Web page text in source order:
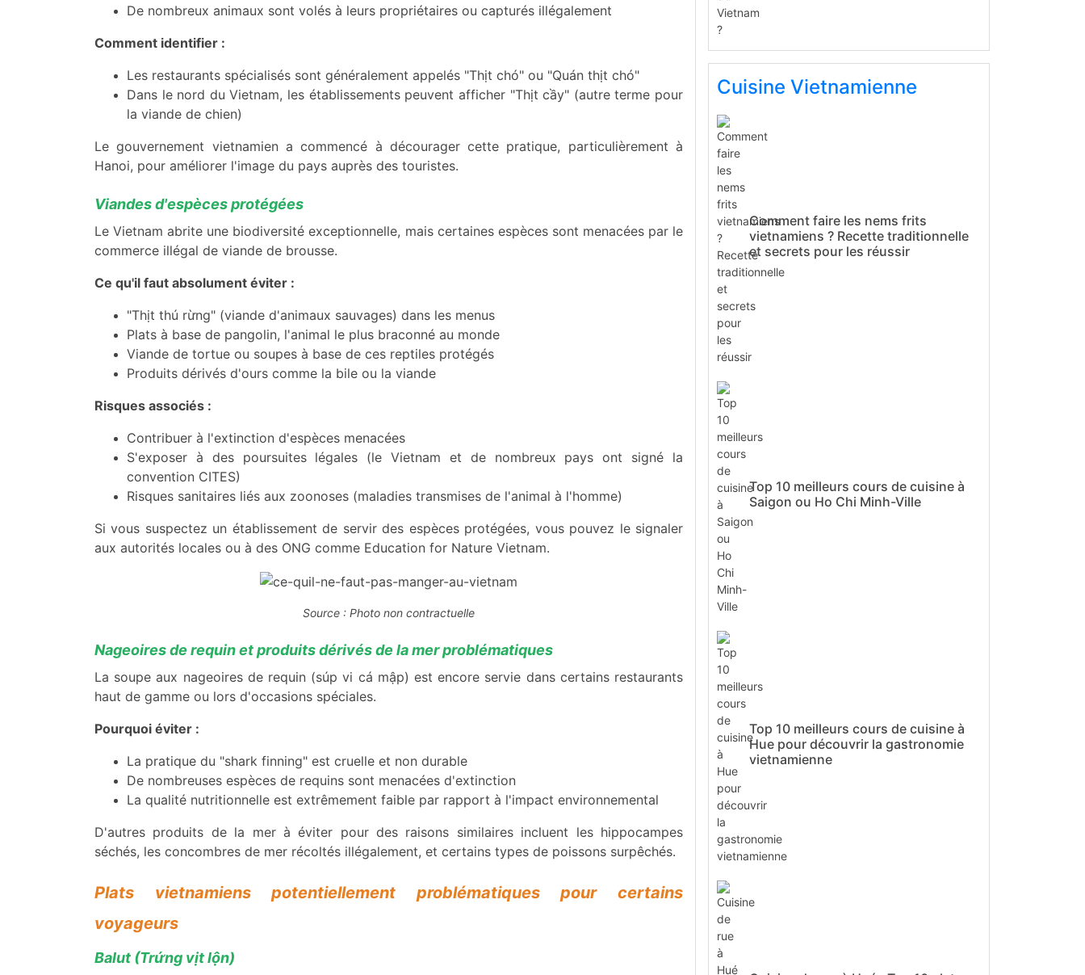
De nombreux animaux sont volés à leurs propriétaires ou capturés illégalement
Comment identifier :
Les restaurants spécialisés sont généralement appelés "Thịt chó" ou "Quán thịt chó"
Dans le nord du Vietnam, les établissements peuvent afficher "Thịt cầy" (autre terme pour
la viande de chien)
Le gouvernement vietnamien a commencé à décourager cette pratique, particulièrement à
Hanoi, pour améliorer l'image du pays auprès des touristes.
Viandes d'espèces protégées
Le Vietnam abrite une biodiversité exceptionnelle, mais certaines espèces sont menacées par le
commerce illégal de viande de brousse.
Ce qu'il faut absolument éviter :
"Thịt thú rừng" (viande d'animaux sauvages) dans les menus
Plats à base de pangolin, l'animal le plus braconné au monde
Viande de tortue ou soupes à base de ces reptiles protégés
Produits dérivés d'ours comme la bile ou la viande
Risques associés :
Contribuer à l'extinction d'espèces menacées
S'exposer à des poursuites légales (le Vietnam et de nombreux pays ont signé la
convention CITES)
Risques sanitaires liés aux zoonoses (maladies transmises de l'animal à l'homme)
Si vous suspectez un établissement de servir des espèces protégées, vous pouvez le signaler
aux autorités locales ou à des ONG comme Education for Nature Vietnam.
Source : Photo non contractuelle
Nageoires de requin et produits dérivés de la mer problématiques
La soupe aux nageoires de requin (súp vi cá mập) est encore servie dans certains restaurants
haut de gamme ou lors d'occasions spéciales.
Pourquoi éviter :
La pratique du "shark finning" est cruelle et non durable
De nombreuses espèces de requins sont menacées d'extinction
La qualité nutritionnelle est extrêmement faible par rapport à l'impact environnemental
D'autres produits de la mer à éviter pour des raisons similaires incluent les hippocampes
séchés, les concombres de mer récoltés illégalement, et certains types de poissons surpêchés.
Plats vietnamiens potentiellement problématiques pour certains
voyageurs
Balut (Trứng vịt lộn)
Cuisine Vietnamienne
Comment faire les nems frits
vietnamiens ? Recette traditionnelle
et secrets pour les réussir
Top 10 meilleurs cours de cuisine à
Saigon ou Ho Chi Minh-Ville
Top 10 meilleurs cours de cuisine à
Hue pour découvrir la gastronomie
vietnamienne